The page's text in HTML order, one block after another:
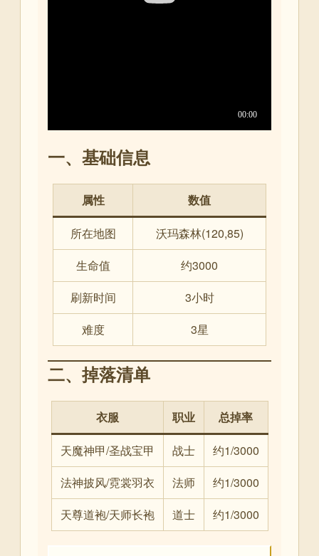
一、基础信息
属性 数值
所在地图
沃玛森林(120,85)
生命值
约3000
刷新时间
3小时
难度
3星
二、掉落清单
衣服 职业 总掉率
天魔神甲/圣战宝甲 战士
约1/3000
法神披风/霓裳羽衣
法师
约1/3000
天尊道袍/天师长袍
道士 约1/3000